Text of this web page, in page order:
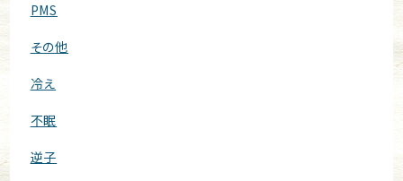
PMS
その他
冷え
不眠
逆子